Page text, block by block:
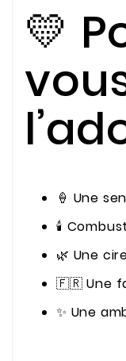
💛
🍦 Une
🕯️
🌿 Une
🇫🇷 Une
✨ Une